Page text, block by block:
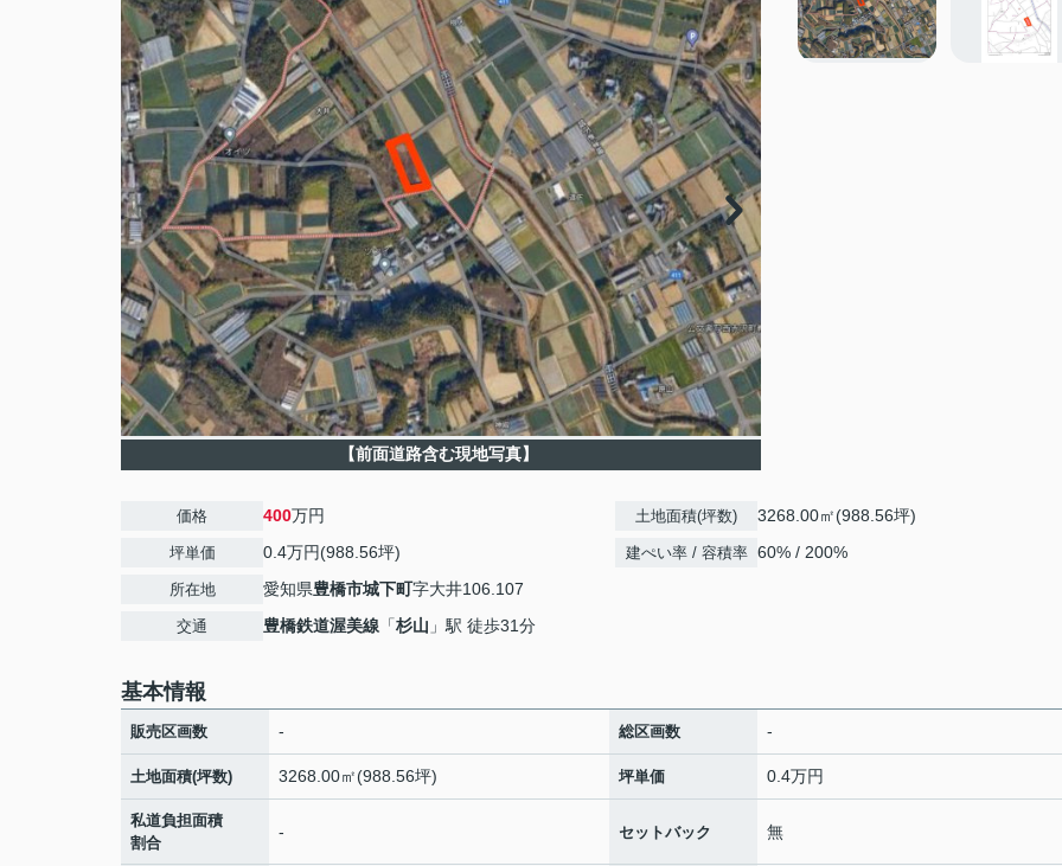
【前面道路含む現地写真】
価格 400万円
坪単価 0.4万円(988.56坪)
所在地 愛知県豊橋市城下町字大井106.107
交通 豊橋鉄道渥美線 「杉山 」駅 徒歩31分
土地面積(坪数) 3268.00㎡(988.56坪)
建ぺい率 / 容積率 60% / 200%
基本情報
販売区画数 - 総区画数 -
土地面積(坪数) 3268.00㎡(988.56坪) 坪単価 0.4万円
私道負担面積
割合
- セットバック 無